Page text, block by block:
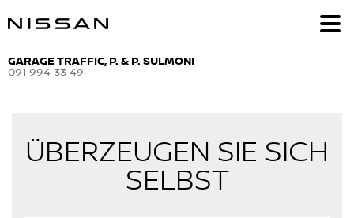
GARAGE TRAFFIC, P. & P. SULMONI
091 994 33 49
ÜBERZEUGEN SIE SICH
SELBST